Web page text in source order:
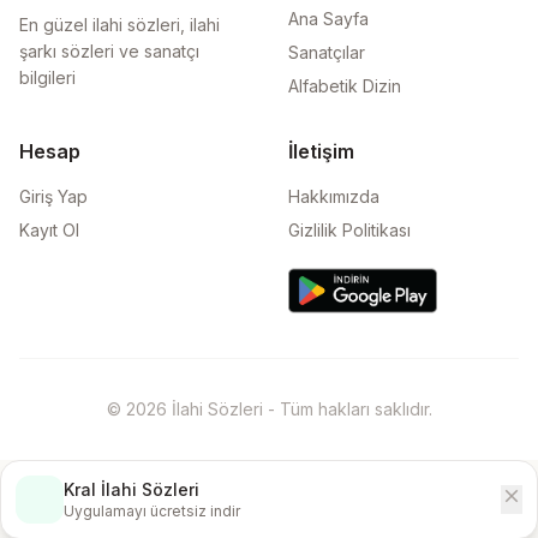
En güzel ilahi sözleri, ilahi
şarkı sözleri ve sanatçı
bilgileri
Ana Sayfa
Sanatçılar
Alfabetik Dizin
Hesap
Giriş Yap
Kayıt Ol
İletişim
Hakkımızda
Gizlilik Politikası
© 2026 İlahi Sözleri - Tüm hakları saklıdır.
Kral İlahi Sözleri
Uygulamayı ücretsiz indir
close